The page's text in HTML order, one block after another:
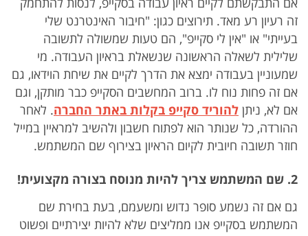
זה רעיון רע מאד. תירוצים כגון: "חיבור האינטרנט שלי
בעייתי" או "אין לי סקייפ", הם טעות שמשולה לתשובה
שלילית לשאלה הראשונה שנשאלת בראיון העבודה. מי
שמעוניין בעבודה ימצא את הדרך לקיים את שיחת הוידאו, גם
אם זה פחות נוח לו. ברוב המחשבים הסקייפ כבר מותקן, וגם
אם לא, ניתן להוריד סקייפ בקלות באתר החברה. לאחר
ההורדה, כל שנותר הוא לפתוח חשבון ולהשיב למראיין במייל
חוזר תשובה חיובית לקיום הראיון בצירוף שם המשתמש.
2. שם המשתמש צריך להיות מנוסח בצורה מקצועית!
גם אם זה נשמע סופר נדוש ומשעמם, בעת בחירת שם
המשתמש בסקייפ אנו ממליצים שלא להיות יצירתיים ופשוט